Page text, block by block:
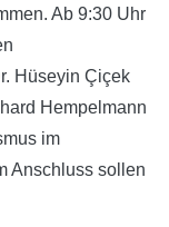
Ab 9:30 Uhr
Hüseyin Çiçek
Hempelmann
im
Anschluss sollen